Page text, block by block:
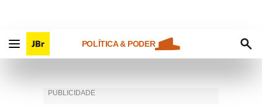
POLÍTICA & PODER